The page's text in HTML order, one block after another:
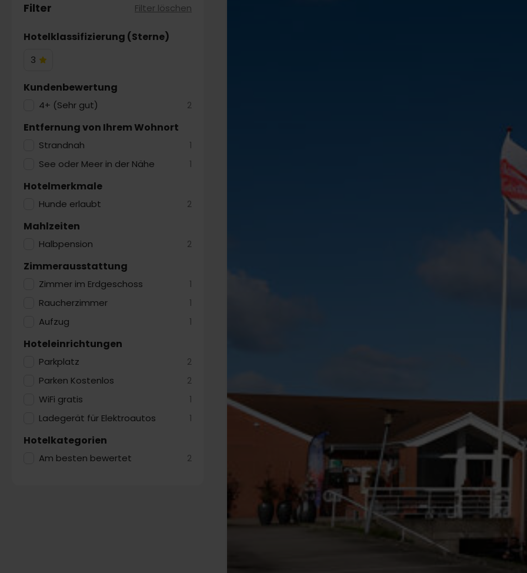
Filter Filter löschen
Hotelklassifizierung (Sterne)
3
3
Kundenbewertung
4+ (Sehr gut) 2
Entfernung von Ihrem Wohnort
Strandnah 1
See oder Meer in der Nähe 1
Hotelmerkmale
Hunde erlaubt 2
Mahlzeiten
Halbpension 2
Zimmerausstattung
Zimmer im Erdgeschoss 1
Raucherzimmer 1
Aufzug 1
Hoteleinrichtungen
Parkplatz 2
Parken Kostenlos 2
WiFi gratis 1
Ladegerät für Elektroautos 1
Hotelkategorien
Am besten bewertet 2